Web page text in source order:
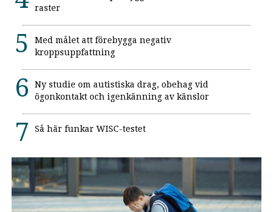
raster
Med målet att förebygga negativ
kroppsuppfattning
Ny studie om autistiska drag, obehag vid
ögonkontakt och igenkänning av känslor
Så här funkar WISC-testet